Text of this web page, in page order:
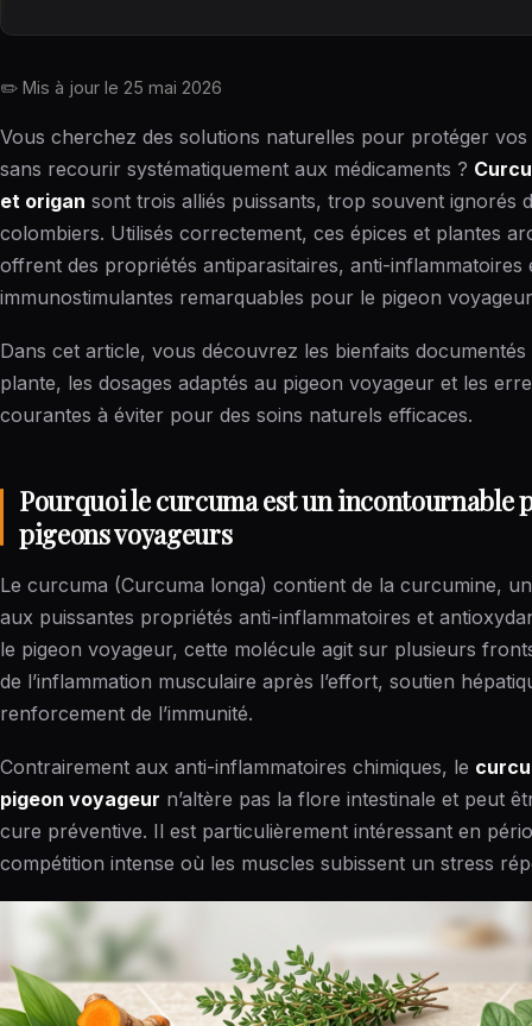
✏️ Mis à jour le 25 mai 2026
Vous cherchez des solutions naturelles pour protéger vos
sans recourir systématiquement aux médicaments ?
et origan sont trois alliés puissants, trop souvent ignorés
colombiers. Utilisés correctement, ces épices et plantes
offrent des propriétés antiparasitaires, anti-inflammatoires
immunostimulantes remarquables pour le pigeon
Dans cet article, vous découvrez les bienfaits documentés
plante, les dosages adaptés au pigeon voyageur et les
courantes à éviter pour des soins naturels efficaces.
Pourquoi le curcuma est un incontournable
pigeons voyageurs
Le curcuma (Curcuma longa) contient de la curcumine,
aux puissantes propriétés anti-inflammatoires et
le pigeon voyageur, cette molécule agit sur plusieurs
de l’inflammation musculaire après l’effort, soutien
renforcement de l’immunité.
Contrairement aux anti-inflammatoires chimiques, le
pigeon voyageur n’altère pas la flore intestinale et peut
cure préventive. Il est particulièrement intéressant en
compétition intense où les muscles subissent un stress